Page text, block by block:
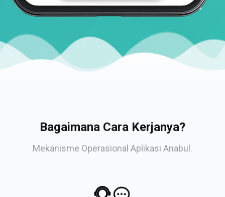
Bagaimana Cara Kerjanya?
Mekanisme Operasional Aplikasi Anabul.